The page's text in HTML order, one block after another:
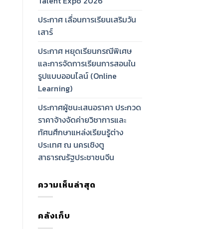
ประกาศ เลื่อนการเรียนเสริมวัน
เสาร์
ประกาศ หยุดเรียนกรณีพิเศษ
และการจัดการเรียนการสอนใน
รูปแบบออนไลน์ (Online
Learning)
ประกาศผู้ชนะเสนอราคา ประกวด
ราคาจ้างจัดค่ายวิชาการและ
ทัศนศึกษาแหล่งเรียนรู้ต่าง
ประเทศ ณ นครเชิงตู
สาธารณรัฐประชาชนจีน
ความเห็นล่าสุด
คลังเก็บ